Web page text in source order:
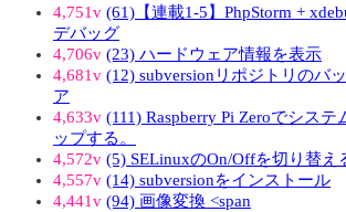
4,751v (61)【連載1-5】PhpStorm +
デバッグ
4,706v (23) ハードウェア情報を表示
4,681v (12) subversionリポジトリのバ
ア
4,633v (111) Raspberry Pi Zeroでシス
ップする。
4,572v (5) SELinuxのOn/Offを切り替え
4,557v (14) subversionをインストール
4,441v (94) 画像変換 <span